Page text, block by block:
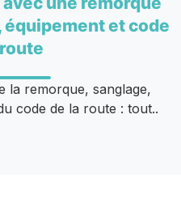
et code
la remorque, sanglage,
code de la route : tout..